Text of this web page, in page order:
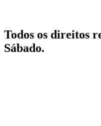
Todos os direitos
Sábado.